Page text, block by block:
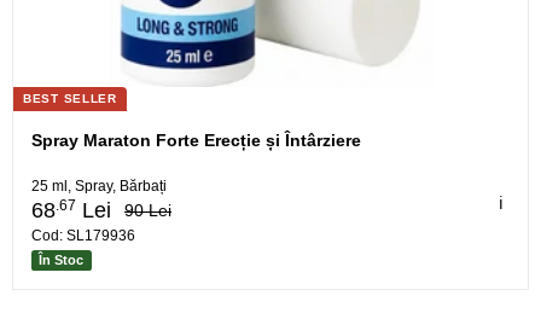
BEST SELLER
ℹ️
Spray Maraton Forte Erecție și Întârziere
25 ml, Spray, Bărbați
68 .67 Lei 90 Lei
Cod: SL179936
În Stoc